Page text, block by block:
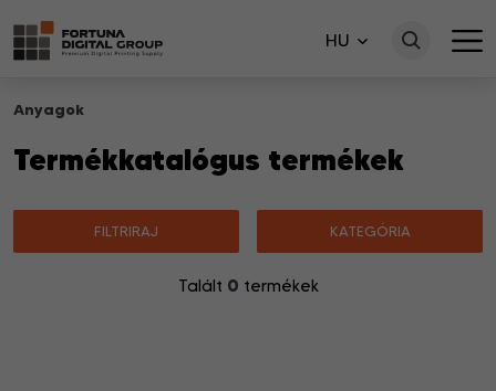
HU
Anyagok
Termékkatalógus termékek
FILTRIRAJ KATEGÓRIA
Talált 0 termékek